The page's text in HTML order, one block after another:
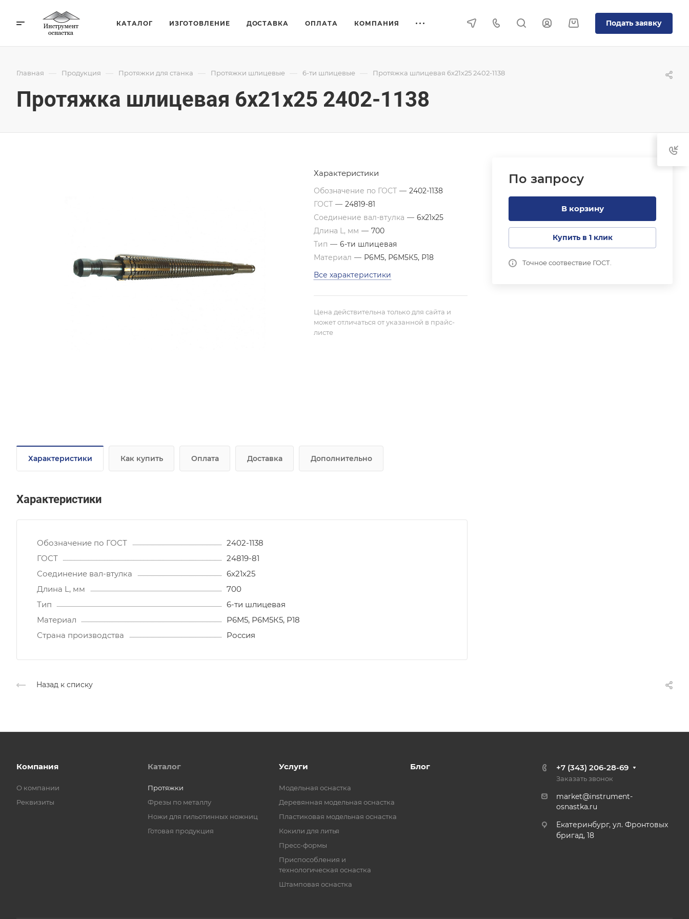
КАТАЛОГ ИЗГОТОВЛЕНИЕ ДОСТАВКА ОПЛАТА КОМПАНИЯ Подать заявку
Главная — Продукция — Протяжки для станка — Протяжки шлицевые — 6-ти шлицевые — Протяжка шлицевая 6x21x25 2402-1138
Протяжка шлицевая 6x21x25 2402-1138
По запросу
В корзину
Купить в 1 клик
Точное соотвествие ГОСТ.
Характеристики
Обозначение по ГОСТ — 2402-1138
ГОСТ — 24819-81
Соединение вал-втулка — 6х21х25
Длина L, мм — 700
Тип — 6-ти шлицевая
Материал — Р6М5, Р6М5К5, Р18
Все характеристики
Цена действительна только для сайта и
может отличаться от указанной в прайс-
листе
Характеристики Как купить Оплата Доставка Дополнительно
Характеристики
Обозначение по ГОСТ
2402-1138
ГОСТ
24819-81
Соединение вал-втулка
6х21х25
Длина L, мм
700
Тип
6-ти шлицевая
Материал
Р6М5, Р6М5К5, Р18
Страна производства
Россия
Назад к списку
Компания
О компании
Реквизиты
Каталог
Протяжки
Фрезы по металлу
Ножи для гильотинных ножниц
Готовая продукция
Услуги
Модельная оснастка
Деревянная модельная оснастка
Пластиковая модельная оснастка
Кокили для литья
Пресс-формы
Приспособления и
технологическая оснастка
Штамповая оснастка
Блог +7 (343) 206-28-69
Заказать звонок
market@instrument-
osnastka.ru
Екатеринбург, ул. Фронтовых
бригад, 18